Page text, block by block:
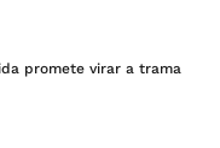
promete virar a trama